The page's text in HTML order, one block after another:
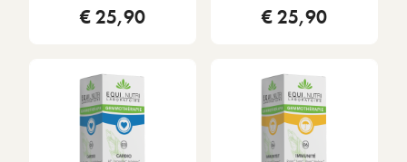
€ 25,90 € 25,90